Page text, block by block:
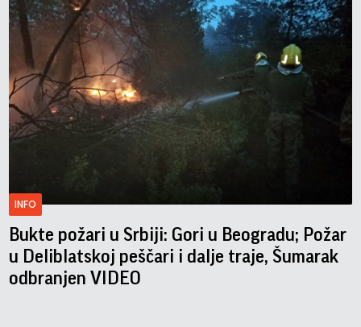
INFO
Bukte požari u Srbiji: Gori u Beogradu; Požar
u Deliblatskoj peščari i dalje traje, Šumarak
odbranjen VIDEO